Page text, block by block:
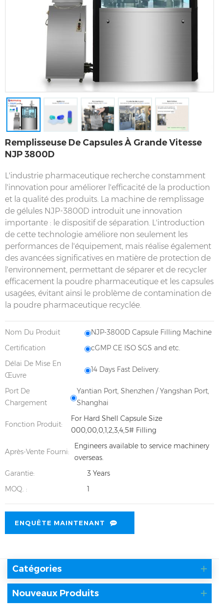
Remplisseuse De Capsules À Grande Vitesse
NJP 3800D
L'industrie pharmaceutique recherche constamment
l'innovation pour améliorer l'efficacité de la production
et la qualité des produits. La machine de remplissage
de gélules NJP-3800D introduit une innovation
importante : le dispositif de séparation. L'introduction
de cette technologie améliore non seulement les
performances de l'équipement, mais réalise également
des avancées significatives en matière de protection de
l'environnement, permettant de séparer et de recycler
efficacement la poudre pharmaceutique et les capsules
usagées, évitant ainsi le problème de contamination de
la poudre pharmaceutique recyclée.
Nom Du Produit
NJP-3800D Capsule Filling Machine
Certification
cGMP CE ISO SGS and etc.
Délai De Mise En
Œuvre
14 Days Fast Delivery.
Port De
Chargement
Yantian Port, Shenzhen / Yangshan Port,
Shanghai
Fonction Produit:
For Hard Shell Capsule Size
000,00,0,1,2,3,4,5# Filling
Après-Vente Fourni:
Engineers available to service machinery
overseas.
Garantie:
3 Years
MOQ. :
1
ENQUÊTE MAINTENANT
Catégories
Nouveaux Produits